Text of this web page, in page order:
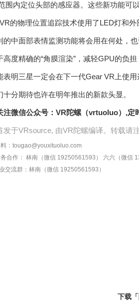
围内定位头部的感应器。这些新功能可
的物理位置追踪技术使用了LED灯和
的中面部表情监测功能将会用在何处，
高度精确的“角膜渲染”，减轻GPU的负
表明三星一定会在下一代Gear VR上使
十分期待也许在明年推出的新款头显。
注微信公众号：VR陀螺（vrtuoluo）,定
发于VRsource, 由VR陀螺编译。转载请注
：tougao@youxituoluo.com
合作： 林南（微信 19250561593）
六六（微信
交流群： 林南（微信 19250561593）
下载